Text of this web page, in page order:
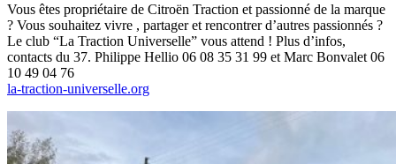
Vous êtes propriétaire de Citroën Traction et passionné de la marque
? Vous souhaitez vivre , partager et rencontrer d’autres passionnés ?
Le club “La Traction Universelle” vous attend ! Plus d’infos,
contacts du 37. Philippe Hellio 06 08 35 31 99 et Marc Bonvalet 06
10 49 04 76
la-traction-universelle.org